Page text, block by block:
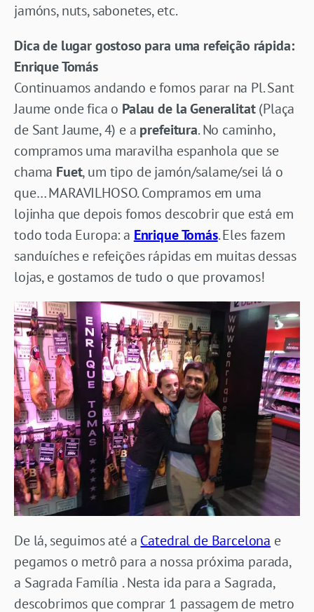
jamóns, nuts, sabonetes, etc.
Dica de lugar gostoso para uma refeição rápida:
Enrique Tomás
Continuamos andando e fomos parar na Pl. Sant
Jaume onde fica o Palau de la Generalitat(Plaça
de Sant Jaume, 4) e a prefeitura. No caminho,
compramos uma maravilha espanhola que se
chama Fuet, um tipo de jamón/salame/sei lá o
que… MARAVILHOSO. Compramos em uma
lojinha que depois fomos descobrir que está em
todo toda Europa: a Enrique Tomás. Eles fazem
sanduíches e refeições rápidas em muitas dessas
lojas, e gostamos de tudo o que provamos!
De lá, seguimos até a Catedral de Barcelona e
pegamos o metrô para a nossa próxima parada,
a Sagrada Família . Nesta ida para a Sagrada,
descobrimos que comprar 1 passagem de metro